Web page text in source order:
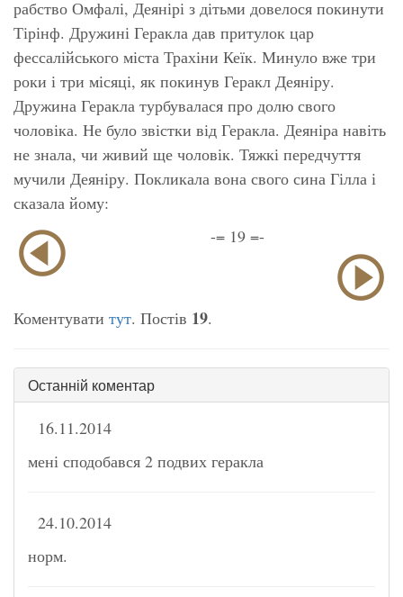
рабство Омфалі, Деянірі з дітьми довелося покинути
Тірінф. Дружині Геракла дав притулок цар
фессалійського міста Трахіни Кеїк. Минуло вже три
роки і три місяці, як покинув Геракл Деяніру.
Дружина Геракла турбувалася про долю свого
чоловіка. Не було звістки від Геракла. Деяніра навіть
не знала, чи живий ще чоловік. Тяжкі передчуття
мучили Деяніру. Покликала вона свого сина Гілла і
сказала йому:
-= 19 =-
Коментувати тут. Постів 19.
Останній коментар
16.11.2014
мені сподобався 2 подвих геракла
24.10.2014
норм.